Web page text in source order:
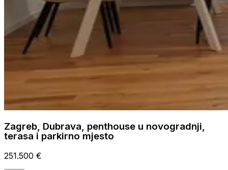
Zagreb, Dubrava, penthouse u novogradnji,
terasa i parkirno mjesto
251.500 €